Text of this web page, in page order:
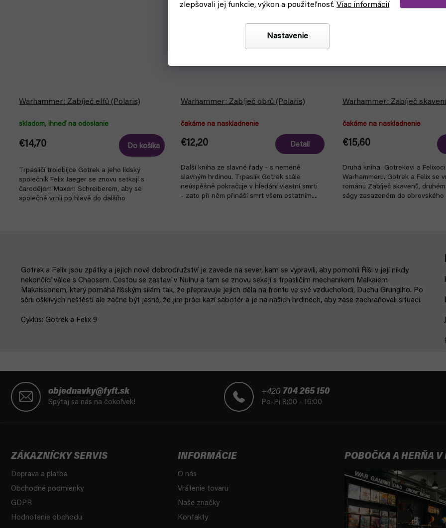
zlepšovali jej funkcie, výkon a použiteľnosť. Viac informácií
Nastavenie
Warhammer: Zabíječ elfů (Polaris)
skladom, ihneď na odoslanie
€14,70 Do košíka
Trpasličí trolobijce Gotrek a jeho lidský
společník Felix Jaeger se znovu setkají s
čarodějem Maxem Schreiberem, aby se
společně vrhli po hlavě do dalšího
Warhammer: Zabíječ obrů (Polaris)
čakáme na naskladnenie
€12,20 Detail
Další kniha ze slavné řady - s neméně
slavným hrdinou. Trpaslík Gotrek stále
neúspěšně pokračuje v hledání vlastní smrti
- zato při něm přináší smrt všem ostatním....
Warhammer: Zabíječ
čakáme na naskladnenie
€15,60
Druhá kniha Gotrekovi a
Warhammeru. Gotrek a Felix se
románu Zabíječ skavenů,
ságy zasazeném do obrovského
Gotrek a Felix jsou zpátky a jejich nové dobrodružství je zavede na sever, kam se vypravili, aby pomohli Říši v její nikdy
nekončící válce s Chaosem. Cestou se zastaví v Nulnu a tam se znovu sekají s trpasličím mechanikem Malkaiem
Makaissonem, který pomáhá říšským silám tak, že přepravuje jejich děla na frontu ve své vzducholodi, Duchu Grungiho. Po
sérii ošklivých neštěstí ale začne být jasné, že jim práci kazí sabotér a je na našich hrdinech, aby zase zachraňovali situaci.
Cyklus: Gotrek a Felix 9
objednavky@fyft.sk
Spýtaj sa nás na čokoľvek!
+420 704 265 150
Po-Pi 8:00 - 16:00
ZÁKAZNÍCKY SERVIS
Doprava a platba
Obchodné podmienky
GDPR
Hodnotenie obchodu
INFORMÁCIE
O nás
Vrátenie tovaru
Naše značky
Kontakty
POBOČKA A HERŇA V